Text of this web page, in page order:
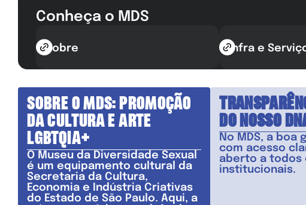
Conheça o MDS
Sobre Infra e
SOBRE O MDS: PROMOÇÃO
DA CULTURA E ARTE
LGBTQIA+
O Museu da Diversidade Sexual
é um equipamento cultural da
Secretaria da Cultura,
Economia e Indústria Criativas
do Estado de São Paulo. Aqui, a
DO NOSSO
No MDS, a boa
com acesso
aberto a todos
institucionais.